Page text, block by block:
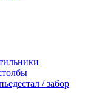
/ забор